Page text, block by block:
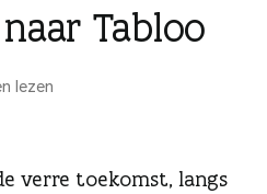
Tabloo
lezen
verre toekomst, langs